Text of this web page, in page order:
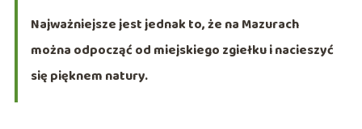
Najważniejsze jest jednak to, że na Mazurach
można odpocząć od miejskiego zgiełku i nacieszyć
się pięknem natury.